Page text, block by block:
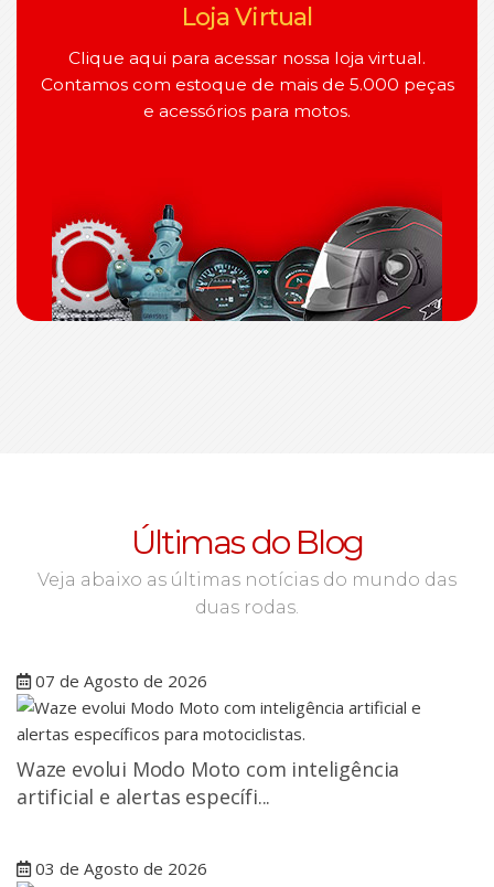
Loja Virtual
Clique aqui para acessar nossa loja virtual.
Contamos com estoque de mais de 5.000 peças
e acessórios para motos.
Últimas do Blog
Veja abaixo as últimas notícias do mundo das
duas rodas.
07 de Agosto de 2026
Waze evolui Modo Moto com inteligência
artificial e alertas específi...
03 de Agosto de 2026